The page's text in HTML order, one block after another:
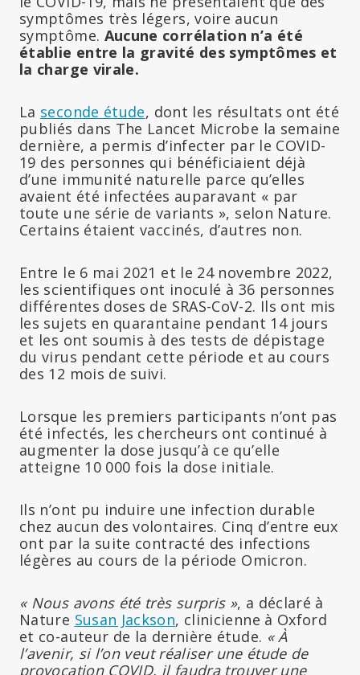
symptômes très légers, voire aucun
symptôme. Aucune corrélation n’a été
établie entre la gravité des symptômes et
la charge virale.
La seconde étude, dont les résultats ont été
publiés dans The Lancet Microbe la semaine
dernière, a permis d’infecter par le COVID-
19 des personnes qui bénéficiaient déjà
d’une immunité naturelle parce qu’elles
avaient été infectées auparavant « par
toute une série de variants », selon Nature.
Certains étaient vaccinés, d’autres non.
Entre le 6 mai 2021 et le 24 novembre 2022,
les scientifiques ont inoculé à 36 personnes
différentes doses de SRAS-CoV-2. Ils ont mis
les sujets en quarantaine pendant 14 jours
et les ont soumis à des tests de dépistage
du virus pendant cette période et au cours
des 12 mois de suivi.
Lorsque les premiers participants n’ont pas
été infectés, les chercheurs ont continué à
augmenter la dose jusqu’à ce qu’elle
atteigne 10 000 fois la dose initiale.
Ils n’ont pu induire une infection durable
chez aucun des volontaires. Cinq d’entre eux
ont par la suite contracté des infections
légères au cours de la période Omicron.
« Nous avons été très surpris », a déclaré à
Nature Susan Jackson, clinicienne à Oxford
et co-auteur de la dernière étude. « À
l’avenir, si l’on veut réaliser une étude de
provocation COVID, il faudra trouver une